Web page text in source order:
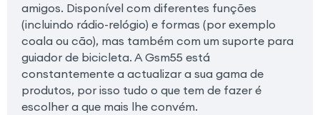
amigos. Disponível com diferentes funções
(incluindo rádio-relógio) e formas (por exemplo
coala ou cão), mas também com um suporte para
guiador de bicicleta. A Gsm55 está
constantemente a actualizar a sua gama de
produtos, por isso tudo o que tem de fazer é
escolher a que mais lhe convém.